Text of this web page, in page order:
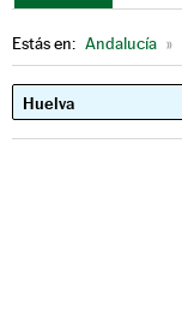
Estás en: Andalucía »